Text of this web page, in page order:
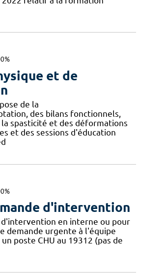
et de
de la
des bilans fonctionnels,
spasticité et des déformations
et des sessions d'éducation
d'intervention
d'intervention en interne ou pour
demande urgente à l'équipe
un poste CHU au 19312 (pas de